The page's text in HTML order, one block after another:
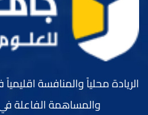
الريادة محلياً والمنافسة
والمساهمة الفاعلة